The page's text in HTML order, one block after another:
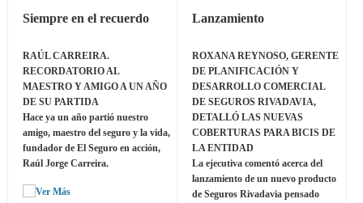
Siempre en el recuerdo
RAÚL CARREIRA.
RECORDATORIO AL
MAESTRO Y AMIGO A UN AÑO
DE SU PARTIDA
Hace ya un año partió nuestro
amigo, maestro del seguro y la vida,
fundador de El Seguro en acción,
Raúl Jorge Carreira.
Lanzamiento
ROXANA REYNOSO, GERENTE
DE PLANIFICACIÓN Y
DESARROLLO COMERCIAL
DE SEGUROS RIVADAVIA,
DETALLÓ LAS NUEVAS
COBERTURAS PARA BICIS DE
LA ENTIDAD
La ejecutiva comentó acerca del
lanzamiento de un nuevo producto
de Seguros Rivadavia pensado